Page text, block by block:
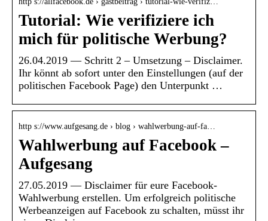
Tutorial: Wie verifiziere ich
mich für politische Werbung?
26.04.2019 — Schritt 2 – Umsetzung – Disclaimer.
Ihr könnt ab sofort unter den Einstellungen (auf der
politischen Facebook Page) den Unterpunkt …
http s://www.aufgesang.de › blog › wahlwerbung-auf-fa…
Wahlwerbung auf Facebook –
Aufgesang
27.05.2019 — Disclaimer für eure Facebook-
Wahlwerbung erstellen. Um erfolgreich politische
Werbeanzeigen auf Facebook zu schalten, müsst ihr